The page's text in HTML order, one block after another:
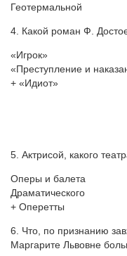
Геотермальной
4. Какой роман Ф.
«Игрок»
«Преступление и
+ «Идиот»
5. Актрисой, какого
Оперы и балета
Драматического
+ Оперетты
6. Что, по признанию
Маргарите Львовне